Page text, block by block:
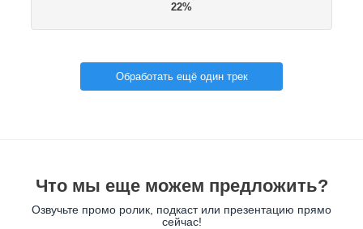
22%
Обработать ещё один трек
Что мы еще можем предложить?
Озвучьте промо ролик, подкаст или презентацию прямо
сейчас!